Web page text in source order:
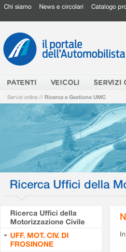
Chi siamo News e circolari Catalogo
PATENTI VEICOLI SERVIZI
Servizi online // Ricerca e Gestione UMC
Ricerca Uffici della
Ricerca Uffici della
Motorizzazione Civile
UFF. MOT. CIV. DI
FROSINONE